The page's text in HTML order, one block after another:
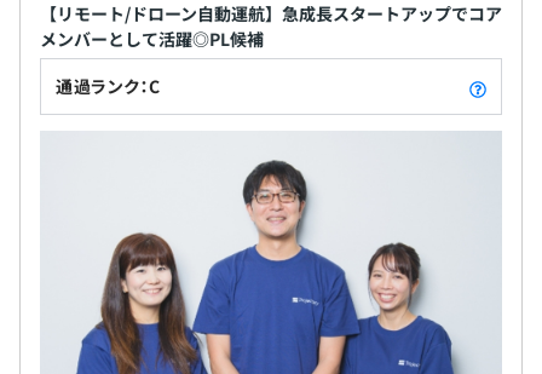
【リモート/ドローン自動運航】急成長スタートアップでコア
メンバーとして活躍◎PL候補
通過ランク：C